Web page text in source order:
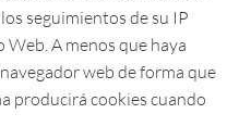
seguimientos de su IP
A menos que haya
web de forma que
producirá cookies cuando